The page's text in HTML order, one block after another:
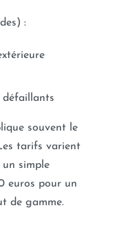
:
défaillants
souvent le
tarifs varient
un simple
euros pour un
de gamme.